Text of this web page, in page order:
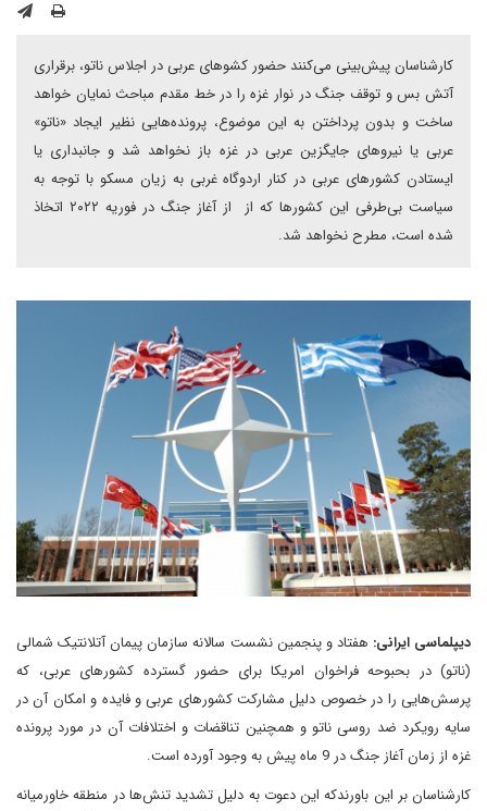
کارشناسان پیش‌بینی می‌کنند حضور کشوهای عربی در اجلاس ناتو، برقراری
آتش بس و توقف جنگ در نوار غزه را در خط مقدم مباحث نمایان خواهد
ساخت و بدون پرداختن به این موضوع، پرونده‌هایی نظیر ایجاد «ناتو»
عربی یا نیروهای جایگزین عربی در غزه باز نخواهد شد و جانبداری یا
ایستادن کشورهای عربی در کنار اردوگاه غربی به زیان مسکو با توجه به
سیاست بی‌طرفی این کشورها که از از آغاز جنگ در فوریه ۲۰۲۲ اتخاذ
شده است، مطرح نخواهد شد.
دیپلماسی ایرانی: هفتاد و پنجمین نشست سالانه سازمان پیمان آتلانتیک شمالی
(ناتو) در بحبوحه فراخوان امریکا برای حضور گسترده کشورهای عربی، که
پرسش‌هایی را در خصوص دلیل مشارکت کشورهای عربی و فایده و امکان آن در
سایه رویکرد ضد روسی ناتو و همچنین تناقضات و اختلافات آن در مورد پرونده
غزه از زمان آغاز جنگ در 9 ماه پیش به وجود آورده است.
کارشناسان بر این باورندکه این دعوت به دلیل تشدید تنش‌ها در منطقه خاورمیانه